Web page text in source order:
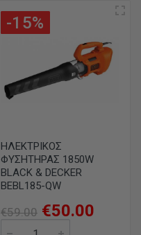
-15%
ΗΛΕΚΤΡΙΚΟΣ
ΦΥΣΗΤΗΡΑΣ 1850W
BLACK & DECKER
BEBL185-QW
€59.00 €50.00